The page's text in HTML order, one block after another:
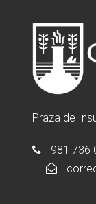
Praza de
981 736